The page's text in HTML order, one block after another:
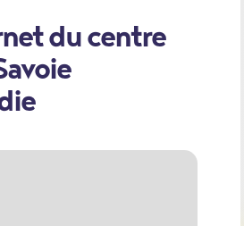
du centre